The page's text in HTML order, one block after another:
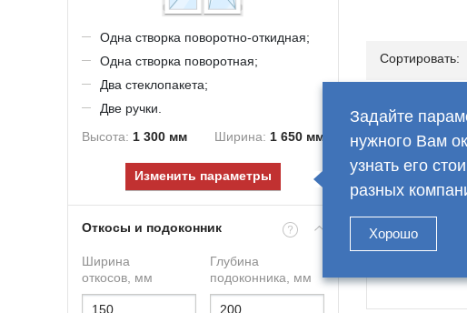
Одна створка поворотно-откидная;
Одна створка поворотная;
Два стеклопакета;
Две ручки.
Высота: 1 300 мм Ширина: 1 650 мм
Изменить параметры
Откосы и подоконник
Ширина
откосов, мм
Глубина
подоконника, мм
Сортировать:
Цены на
Задайте
нужного Вам
узнать его
разных
Хорошо